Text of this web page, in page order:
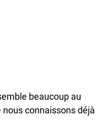
beaucoup au
connaissons déjà